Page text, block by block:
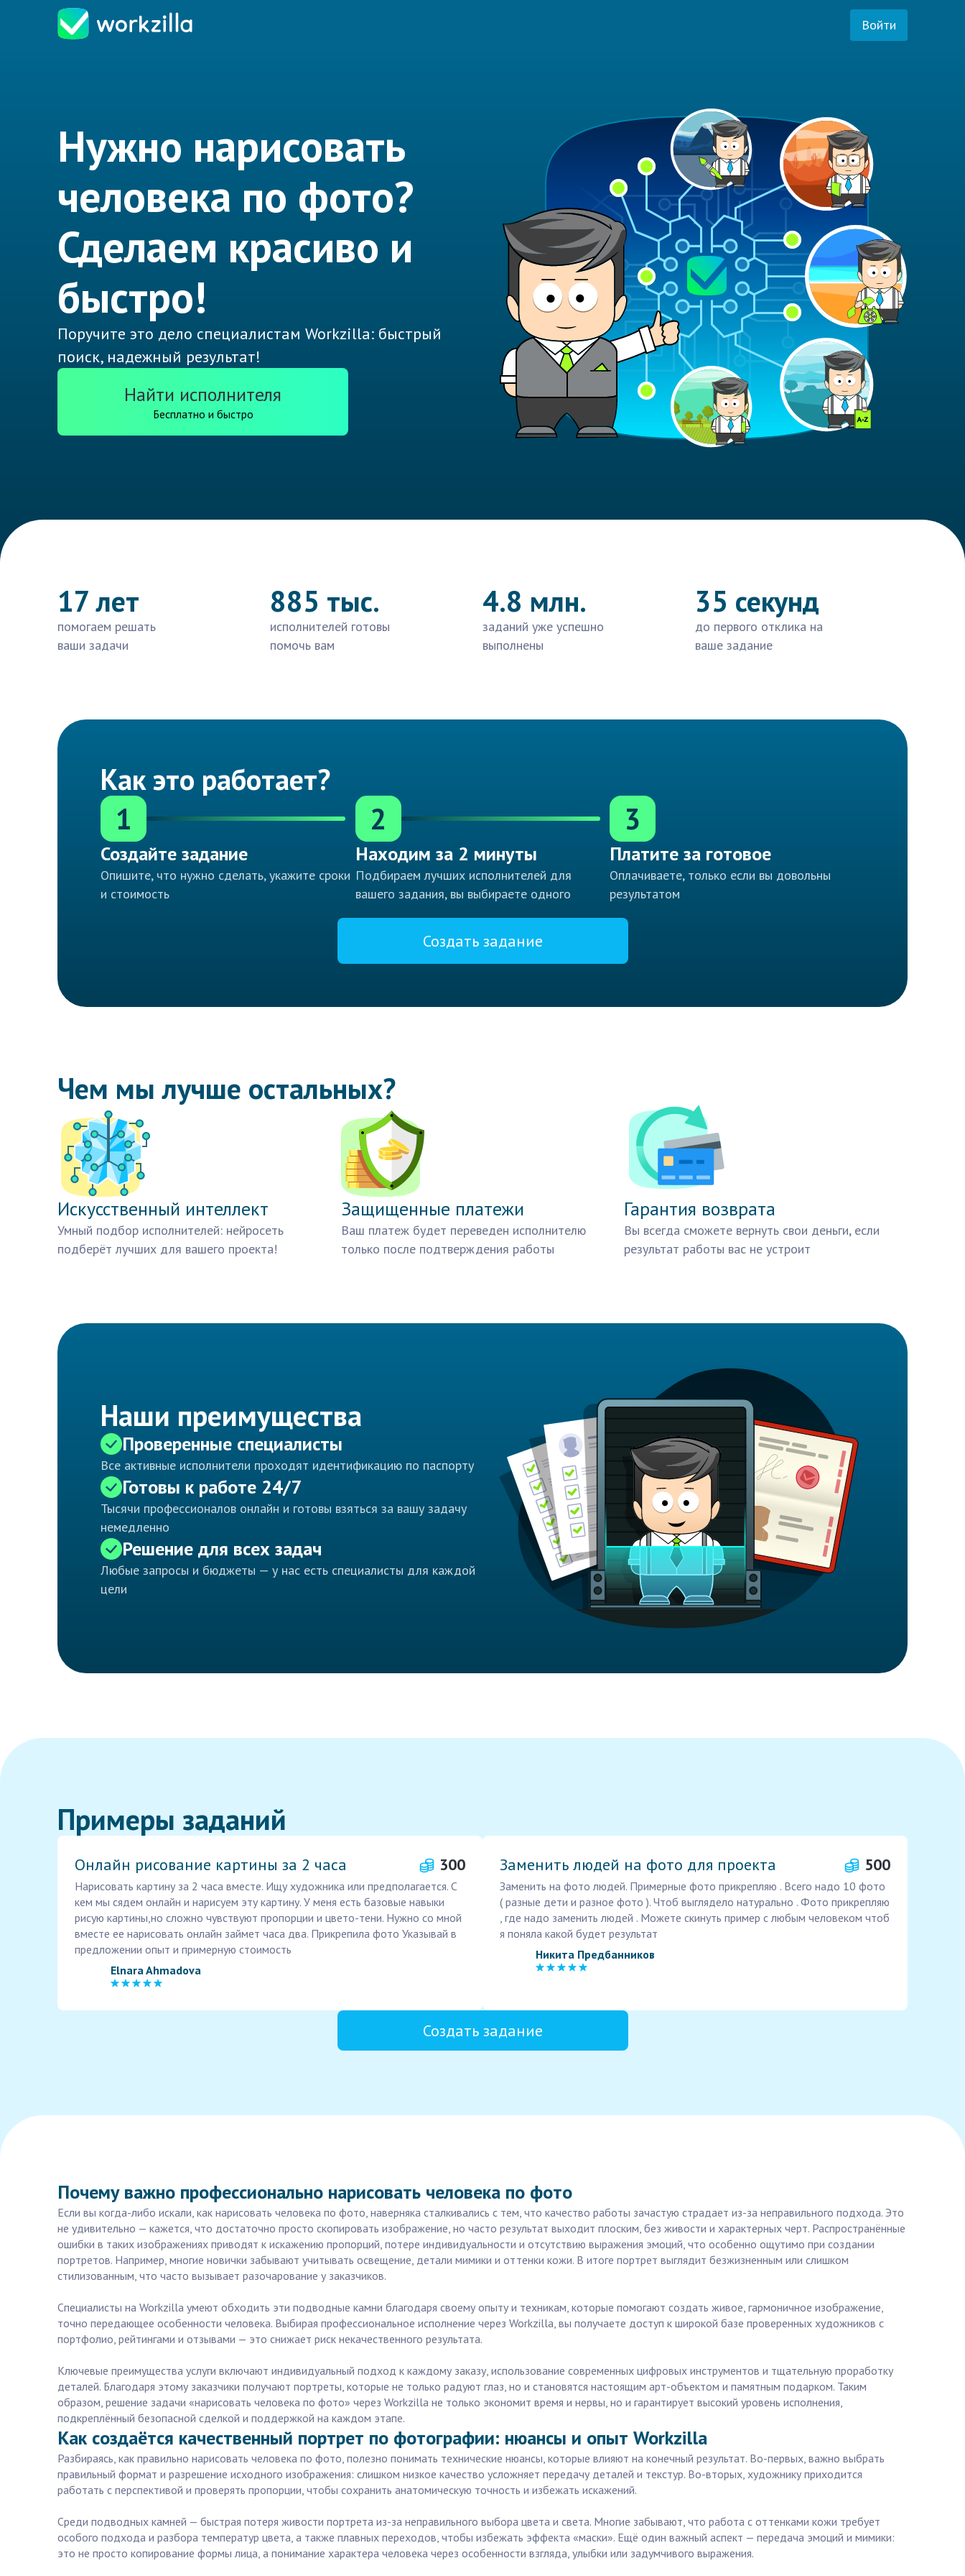
Войти
Нужно нарисовать
человека по фото?
Сделаем красиво и
быстро!
Поручите это дело специалистам Workzilla: быстрый
поиск, надежный результат!
Найти исполнителя
Бесплатно и быстро
17 лет
помогаем решать
ваши задачи
885 тыс.
исполнителей готовы
помочь вам
4.8 млн.
заданий уже успешно
выполнены
35 секунд
до первого отклика на
ваше задание
Как это работает?
1
Создайте задание
Опишите, что нужно сделать, укажите сроки
и стоимость
2
Находим за 2 минуты
Подбираем лучших исполнителей для
вашего задания, вы выбираете одного
3
Платите за готовое
Оплачиваете, только если вы довольны
результатом
Создать задание
Чем мы лучше остальных?
Искусственный интеллект
Умный подбор исполнителей: нейросеть
подберёт лучших для вашего проекта!
Защищенные платежи
Ваш платеж будет переведен исполнителю
только после подтверждения работы
Гарантия возврата
Вы всегда сможете вернуть свои деньги, если
результат работы вас не устроит
Наши преимущества
Проверенные специалисты
Все активные исполнители проходят идентификацию по паспорту
Готовы к работе 24/7
Тысячи профессионалов онлайн и готовы взяться за вашу задачу
немедленно
Решение для всех задач
Любые запросы и бюджеты — у нас есть специалисты для каждой
цели
Примеры заданий
Онлайн рисование картины за 2 часа 300
Нарисовать картину за 2 часа вместе. Ищу художника или предполагается. С
кем мы сядем онлайн и нарисуем эту картину. У меня есть базовые навыки
рисую картины,но сложно чувствуют пропорции и цвето-тени. Нужно со мной
вместе ее нарисовать онлайн займет часа два. Прикрепила фото Указывай в
предложении опыт и примерную стоимость
Elnara Ahmadova
Заменить людей на фото для проекта 500
Заменить на фото людей. Примерные фото прикрепляю . Всего надо 10 фото
( разные дети и разное фото ). Чтоб выглядело натурально . Фото прикрепляю
, где надо заменить людей . Можете скинуть пример с любым человеком чтоб
я поняла какой будет результат
Никита Предбанников
Создать задание
Почему важно профессионально нарисовать человека по фото
Если вы когда-либо искали, как нарисовать человека по фото, наверняка сталкивались с тем, что качество работы зачастую страдает из-за неправильного подхода. Это
не удивительно — кажется, что достаточно просто скопировать изображение, но часто результат выходит плоским, без живости и характерных черт. Распространённые
ошибки в таких изображениях приводят к искажению пропорций, потере индивидуальности и отсутствию выражения эмоций, что особенно ощутимо при создании
портретов. Например, многие новички забывают учитывать освещение, детали мимики и оттенки кожи. В итоге портрет выглядит безжизненным или слишком
стилизованным, что часто вызывает разочарование у заказчиков.
Специалисты на Workzilla умеют обходить эти подводные камни благодаря своему опыту и техникам, которые помогают создать живое, гармоничное изображение,
точно передающее особенности человека. Выбирая профессиональное исполнение через Workzilla, вы получаете доступ к широкой базе проверенных художников с
портфолио, рейтингами и отзывами — это снижает риск некачественного результата.
Ключевые преимущества услуги включают индивидуальный подход к каждому заказу, использование современных цифровых инструментов и тщательную проработку
деталей. Благодаря этому заказчики получают портреты, которые не только радуют глаз, но и становятся настоящим арт-объектом и памятным подарком. Таким
образом, решение задачи «нарисовать человека по фото» через Workzilla не только экономит время и нервы, но и гарантирует высокий уровень исполнения,
подкреплённый безопасной сделкой и поддержкой на каждом этапе.
Как создаётся качественный портрет по фотографии: нюансы и опыт Workzilla
Разбираясь, как правильно нарисовать человека по фото, полезно понимать технические нюансы, которые влияют на конечный результат. Во-первых, важно выбрать
правильный формат и разрешение исходного изображения: слишком низкое качество усложняет передачу деталей и текстур. Во-вторых, художнику приходится
работать с перспективой и проверять пропорции, чтобы сохранить анатомическую точность и избежать искажений.
Среди подводных камней — быстрая потеря живости портрета из-за неправильного выбора цвета и света. Многие забывают, что работа с оттенками кожи требует
особого подхода и разбора температур цвета, а также плавных переходов, чтобы избежать эффекта «маски». Ещё один важный аспект — передача эмоций и мимики:
это не просто копирование формы лица, а понимание характера человека через особенности взгляда, улыбки или задумчивого выражения.